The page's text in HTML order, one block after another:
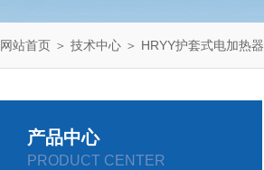
网站首页 ＞ 技术中心 ＞ HRYY护套式电加热器
产品中心
PRODUCT CENTER